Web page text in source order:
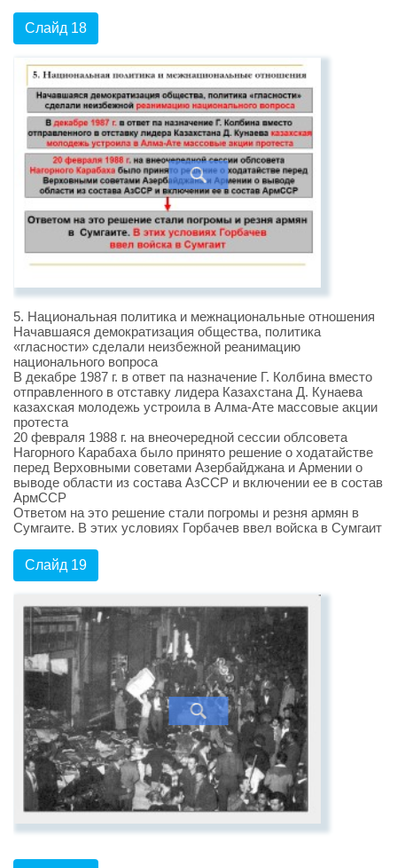
Слайд 18
5. Национальная политика и межнациональные отношения
Начавшаяся демократизация общества, политика
«гласности» сделали неизбежной реанимацию
национального вопроса
В декабре 1987 г. в ответ па назначение Г. Колбина вместо
отправленного в отставку лидера Казахстана Д. Кунаева
казахская молодежь устроила в Алма-Ате массовые акции
протеста
20 февраля 1988 г. на внеочередной сессии облсовета
Нагорного Карабаха было принято решение о ходатайстве
перед Верховными советами Азербайджана и Армении о
выводе области из состава АзССР и включении ее в состав
АрмССР
Ответом на это решение стали погромы и резня армян в
Сумгаите. В этих условиях Горбачев ввел войска в Сумгаит
Слайд 19